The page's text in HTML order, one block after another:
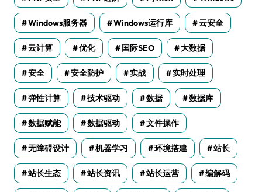
Windows服务器 Windows运行库 云安全
云计算 优化 国际SEO 大数据
安全 安全防护 实战 实时处理
弹性计算 技术驱动 数据 数据库
数据赋能 数据驱动 文件操作
无障碍设计 机器学习 环境搭建 站长
站长生态 站长资讯 站长运营 编解码